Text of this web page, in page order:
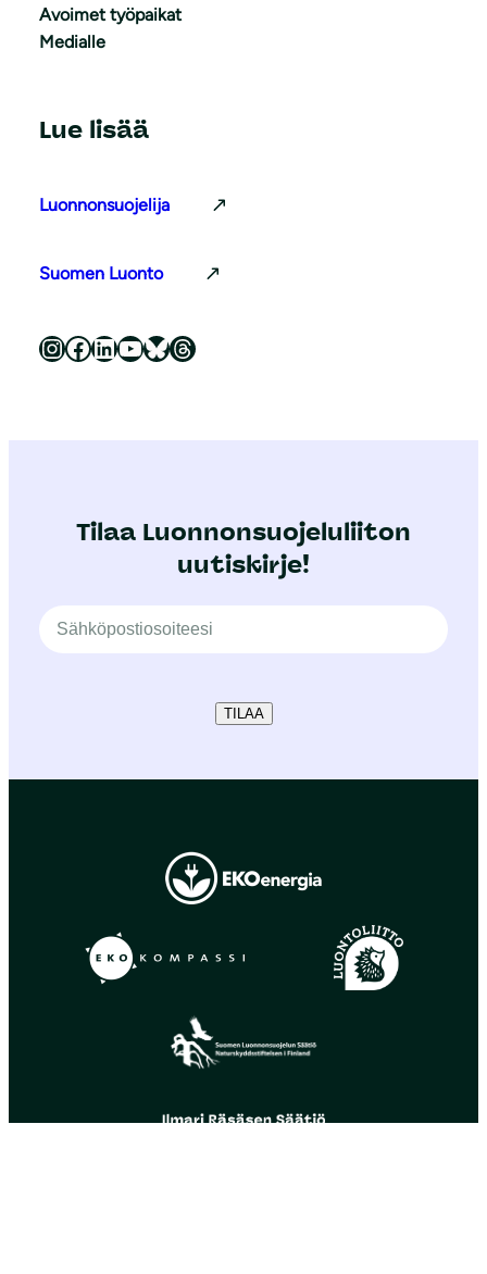
Avoimet työpaikat
Medialle
Lue lisää
Luonnonsuojelija
Suomen Luonto
Luonnonsuojeluliitto Instagramissa Luonnonsuojeluliitto Facebookissa Luonnonsuojeluliitto LinkedInissä Luonnonsuojeluliiton YouTube-kanava Luonnonsuojeluliitto Blueskyssa Luonnonsuojeluliitto Threadsissa
Tilaa Luonnonsuojeluliiton
uutiskirje!
TILAA